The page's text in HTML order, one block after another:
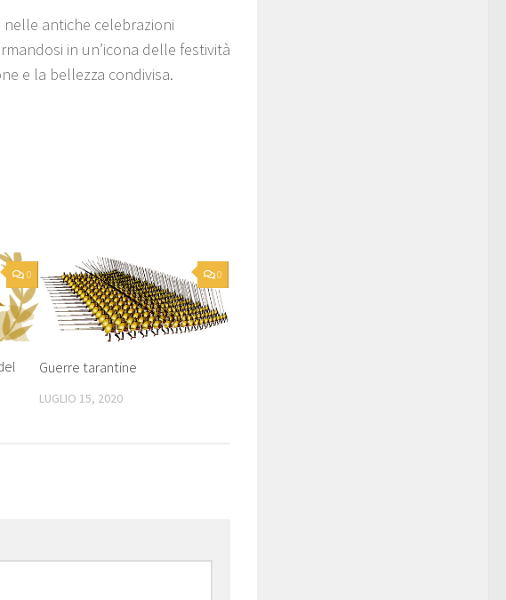
antiche celebrazioni
in un’icona delle festività
e la bellezza condivisa.
0 0
Guerre tarantine
LUGLIO 15, 2020